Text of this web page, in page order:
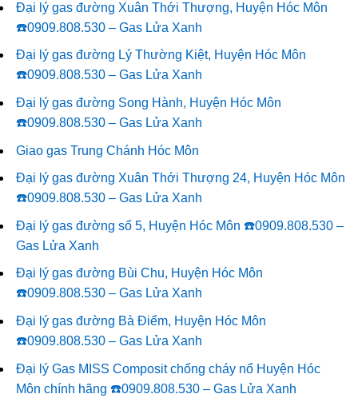
Đại lý gas đường Xuân Thới Thượng, Huyện Hóc Môn
☎️0909.808.530 – Gas Lửa Xanh
Đại lý gas đường Lý Thường Kiệt, Huyện Hóc Môn
☎️0909.808.530 – Gas Lửa Xanh
Đại lý gas đường Song Hành, Huyện Hóc Môn
☎️0909.808.530 – Gas Lửa Xanh
Giao gas Trung Chánh Hóc Môn
Đại lý gas đường Xuân Thới Thượng 24, Huyện Hóc Môn
☎️0909.808.530 – Gas Lửa Xanh
Đại lý gas đường số 5, Huyện Hóc Môn ☎️0909.808.530 –
Gas Lửa Xanh
Đại lý gas đường Bùi Chu, Huyện Hóc Môn
☎️0909.808.530 – Gas Lửa Xanh
Đại lý gas đường Bà Điểm, Huyện Hóc Môn
☎️0909.808.530 – Gas Lửa Xanh
Đại lý Gas MISS Composit chống cháy nổ Huyện Hóc
Môn chính hãng ☎️0909.808.530 – Gas Lửa Xanh